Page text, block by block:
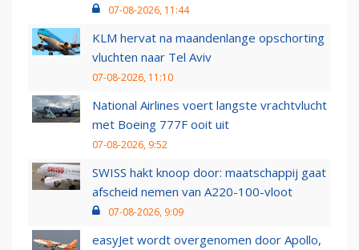
07-08-2026, 11:44
KLM hervat na maandenlange opschorting
vluchten naar Tel Aviv
07-08-2026, 11:10
National Airlines voert langste vrachtvlucht
met Boeing 777F ooit uit
07-08-2026, 9:52
SWISS hakt knoop door: maatschappij gaat
afscheid nemen van A220-100-vloot
07-08-2026, 9:09
easyJet wordt overgenomen door Apollo,